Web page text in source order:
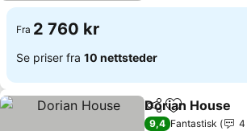
Fra 2 760 kr
Se priser fra 10 nettsteder
Del Legg til i
Dorian House
9,4 Fantastisk
4